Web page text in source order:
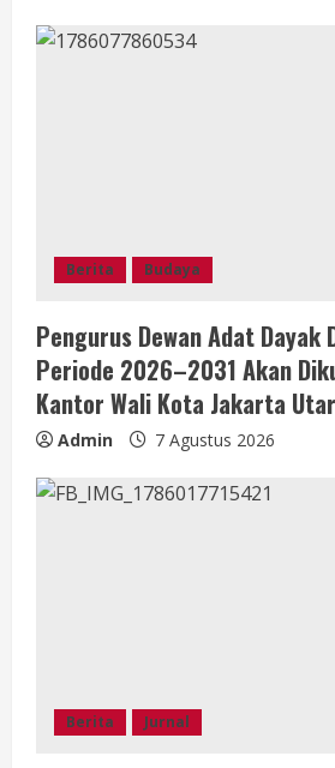
Berita Budaya
Pengurus Dewan Adat Dayak
Periode 2026–2031 Akan
Kantor Wali Kota Jakarta
Admin 7 Agustus 2026
Berita Jurnal